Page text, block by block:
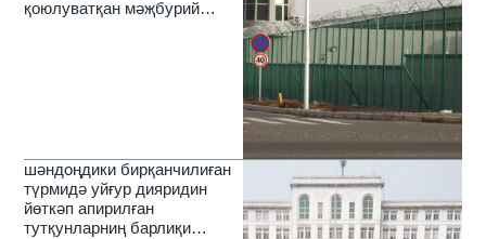
қоюлуватқан мәҗбурий
шәндоңдики бирқанчилиған
түрмидә уйғур дияридин
йөткәп апирилған
тутқунларниң барлиқи